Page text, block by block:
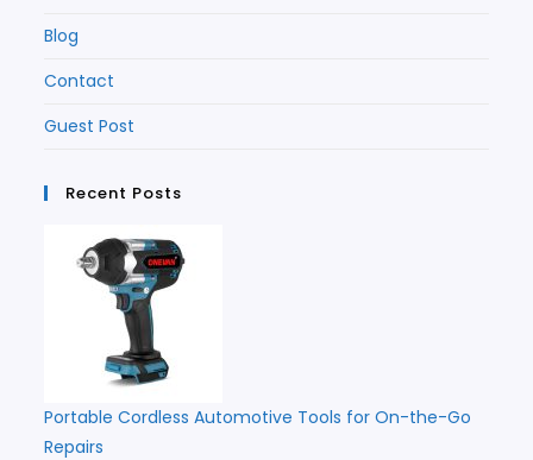
Blog
Contact
Guest Post
Recent Posts
Portable Cordless Automotive Tools for On-the-Go
Repairs